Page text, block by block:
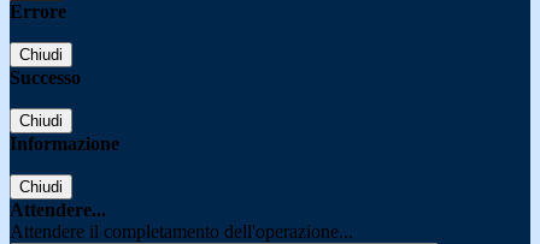
Errore
Chiudi
Successo
Chiudi
Informazione
Chiudi
Attendere...
Attendere il completamento dell'operazione...